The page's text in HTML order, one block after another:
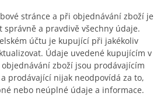
stránce a při objednávání zboží je
a pravdivě všechny údaje.
účtu je kupující při jakékoliv
Údaje uvedené kupujícím v
zboží jsou prodávajícím
prodávající nijak neodpovídá za to,
nebo neúplné údaje a informace.